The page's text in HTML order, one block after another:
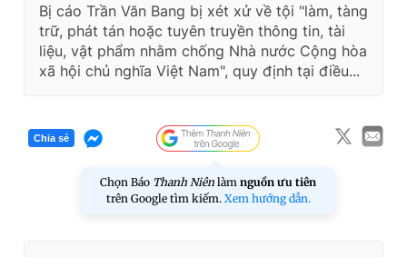
Bị cáo Trần Văn Bang bị xét xử về tội "làm, tàng
trữ, phát tán hoặc tuyên truyền thông tin, tài
liệu, vật phẩm nhằm chống Nhà nước Cộng hòa
xã hội chủ nghĩa Việt Nam", quy định tại điều...
Chia sẻ
Chọn Báo Thanh Niên làm nguồn ưu tiên
trên Google tìm kiếm. Xem hướng dẫn.